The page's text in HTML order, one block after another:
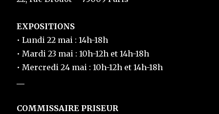
EXPOSITIONS
• Lundi 22 mai : 14h-18h
• Mardi 23 mai : 10h-12h et 14h-18h
• Mercredi 24 mai : 10h-12h et 14h-18h
COMMISSAIRE PRISEUR